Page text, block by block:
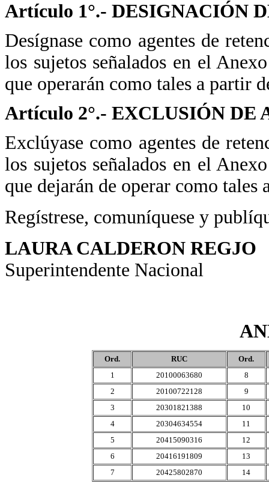
Artículo 1°.- DESIGNACIÓN
Desígnase como agentes de
los sujetos señalados en el
que operarán como tales a partir
Artículo 2°.- EXCLUSIÓN DE
Exclúyase como agentes de
los sujetos señalados en el
que dejarán de operar como
Regístrese, comuníquese y
LAURA CALDERON REGJO
Superintendente Nacional
Ord. RUC
Ord.
1
20100063680
8
2
20100722128
9
3
20301821388
10
4
20304634554
11
5
20415090316
12
6
20416191809
13
7
20425802870 14